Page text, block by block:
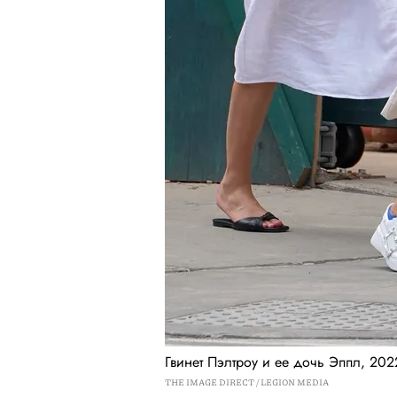
Гвинет Пэлтроу и ее дочь Эппл,
THE IMAGE DIRECT / LEGION MEDIA